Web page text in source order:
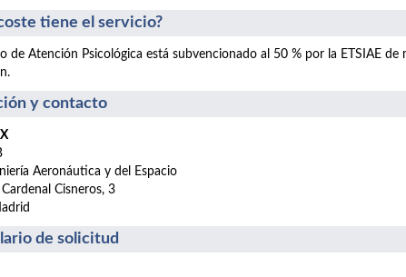
tiene el servicio?
de Atención Psicológica está subvencionado al 50 % por la ETSIAE
y contacto
Aeronáutica y del Espacio
Cardenal Cisneros, 3
de solicitud